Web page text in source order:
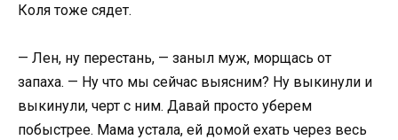
Коля тоже сядет.
— Лен, ну перестань, — заныл муж, морщась от
запаха. — Ну что мы сейчас выясним? Ну выкинули и
выкинули, черт с ним. Давай просто уберем
побыстрее. Мама устала, ей домой ехать через весь